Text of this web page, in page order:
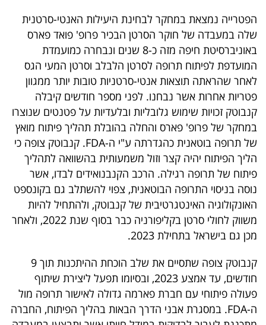
הפטרייה נמצאת במחקר לבחינת היעילות האנטי-סרטנית
שלה במעבדה של חוקר הסרטן הבכיר פרופ' פואד פארס
באוניברסיטת חיפה מזה כ-8 שנים ונבחרה כמועמדת
המועדפת לפיתוח תרופה לסרטן הלבלב וסרטן המעי הגס
לאחר שהראתה תוצאות אנטי-סרטניות טובות יותר ממגוון
פטריות אחרות אשר נבחנו. לפני מספר חודשים קיבלה
קנבוטק זכויות שימוש גלובליות ובלעדיות על פטנטים שנוצרו
במחקר של פרופ' פארס והחלה בהובלת תהליך פיתוח מואץ
של תרופה בוטאנית כהגדרתה ע"י ה-FDA. קנבוטק צופה כי
הליך הפיתוח יהיה קצר וזול משמעותית בהשוואה לתהליך
פיתוח של תרופה רגילה. הרכב הקנבנואידים לבדו, אשר
נוסה בניסוי התרופה הבוטאנית, צפוי להשתלב גם בקונספט
האונקולוגיה האינטגרטיבית של קנבוטק, ולהתחיל להיות
משווק לחולי סרטן בקליפורניה כבר בסוף שנת 2022, ולאחר
מכן גם בישראל בתחילת 2023.
קנבוטק צופה שתסיים את שלב הוכחת ההיתכנות תוך 9
חודשים, עד אמצע 2023, ובסיומו תפעל ליצירת שיתוף
פעולה פיתוחי עם חברת פארמה גדולה לאישור תרופה מול
ה-FDA. במסגרת אבני הדרך הבאות בהליך הפיתוח, החברה